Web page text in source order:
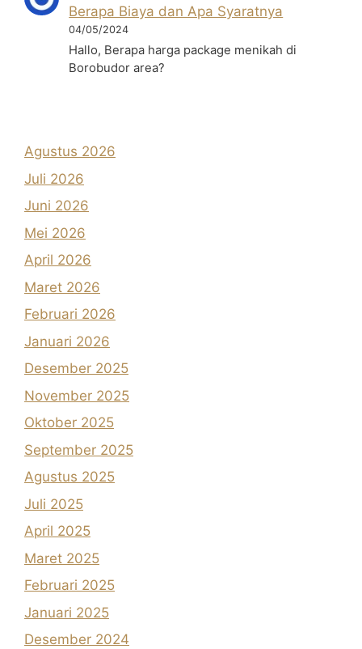
Berapa Biaya dan Apa Syaratnya
04/05/2024
Hallo, Berapa harga package menikah di
Borobudor area?
Agustus 2026
Juli 2026
Juni 2026
Mei 2026
April 2026
Maret 2026
Februari 2026
Januari 2026
Desember 2025
November 2025
Oktober 2025
September 2025
Agustus 2025
Juli 2025
April 2025
Maret 2025
Februari 2025
Januari 2025
Desember 2024